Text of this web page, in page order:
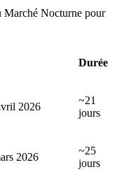
Marché Nocturne pour
Durée
2026
~21
jours
2026
~25
jours